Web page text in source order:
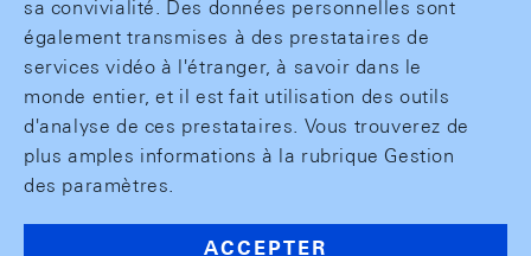
sa convivialité. Des données personnelles sont
également transmises à des prestataires de
services vidéo à l'étranger, à savoir dans le
monde entier, et il est fait utilisation des outils
d'analyse de ces prestataires. Vous trouverez de
plus amples informations à la rubrique Gestion
des paramètres.
ACCEPTER